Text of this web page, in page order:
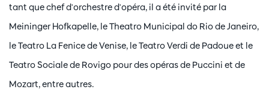
tant que chef d'orchestre d'opéra, il a été invité par la
Meininger Hofkapelle, le Theatro Municipal do Rio de Janeiro,
le Teatro La Fenice de Venise, le Teatro Verdi de Padoue et le
Teatro Sociale de Rovigo pour des opéras de Puccini et de
Mozart, entre autres.